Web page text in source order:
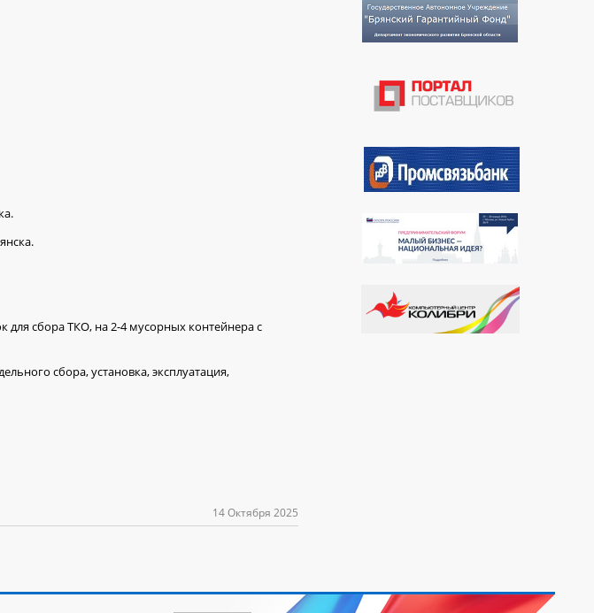
для сбора ТКО, на 2-4 мусорных контейнера с
сбора, установка, эксплуатация,
14 Октября 2025